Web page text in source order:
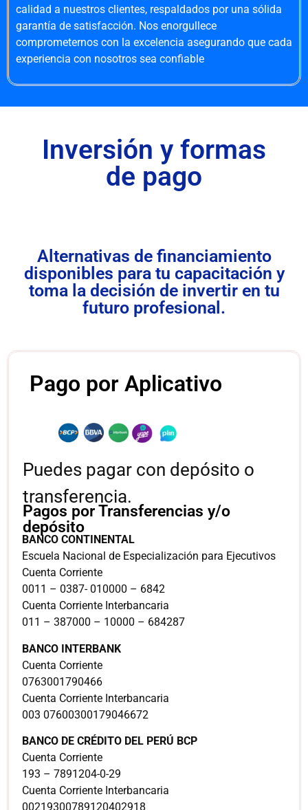
calidad a nuestros clientes, respaldados por una sólida
garantía de satisfacción. Nos enorgullece
comprometernos con la excelencia asegurando que cada
experiencia con nosotros sea confiable
Inversión y formas
de pago
Alternativas de financiamiento
disponibles para tu capacitación y
toma la decisión de invertir en tu
futuro profesional.
Pago por Aplicativo
Puedes pagar con depósito o
transferencia.
BANCO CONTINENTAL
Escuela Nacional de Especialización para Ejecutivos
Cuenta Corriente
0011 – 0387- 010000 – 6842
Cuenta Corriente Interbancaria
011 – 387000 – 10000 – 684287
BANCO INTERBANK
Cuenta Corriente
0763001790466
Cuenta Corriente Interbancaria
003 07600300179046672
BANCO DE CRÉDITO DEL PERÚ BCP
Cuenta Corriente
193 – 7891204-0-29
Cuenta Corriente Interbancaria
00219300789120402918
Pagos por Transferencias y/o
depósito